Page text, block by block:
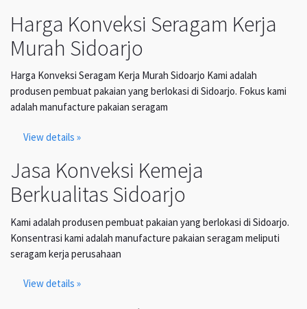
Harga Konveksi Seragam Kerja
Murah Sidoarjo
Harga Konveksi Seragam Kerja Murah Sidoarjo Kami adalah
produsen pembuat pakaian yang berlokasi di Sidoarjo. Fokus kami
adalah manufacture pakaian seragam
View details »
Jasa Konveksi Kemeja
Berkualitas Sidoarjo
Kami adalah produsen pembuat pakaian yang berlokasi di Sidoarjo.
Konsentrasi kami adalah manufacture pakaian seragam meliputi
seragam kerja perusahaan
View details »